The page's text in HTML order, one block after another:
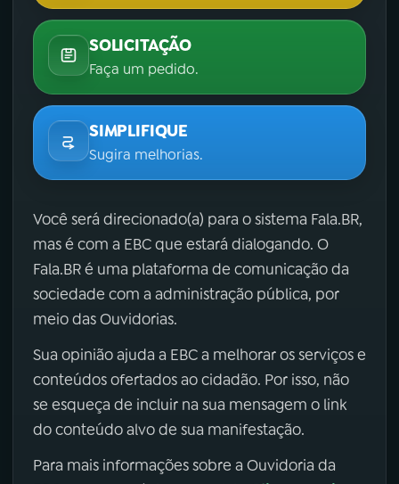
SOLICITAÇÃO
Faça um pedido.
SIMPLIFIQUE
Sugira melhorias.
Você será direcionado(a) para o sistema Fala.BR,
mas é com a EBC que estará dialogando. O
Fala.BR é uma plataforma de comunicação da
sociedade com a administração pública, por
meio das Ouvidorias.
Sua opinião ajuda a EBC a melhorar os serviços e
conteúdos ofertados ao cidadão. Por isso, não
se esqueça de incluir na sua mensagem o link
do conteúdo alvo de sua manifestação.
Para mais informações sobre a Ouvidoria da